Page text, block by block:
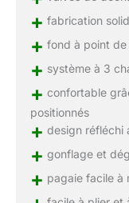
+ fabrication
+ fond à point
+ système à 3
+ confortable
positionnés
+ design réfléchi
+ gonflage et
+ pagaie facile à